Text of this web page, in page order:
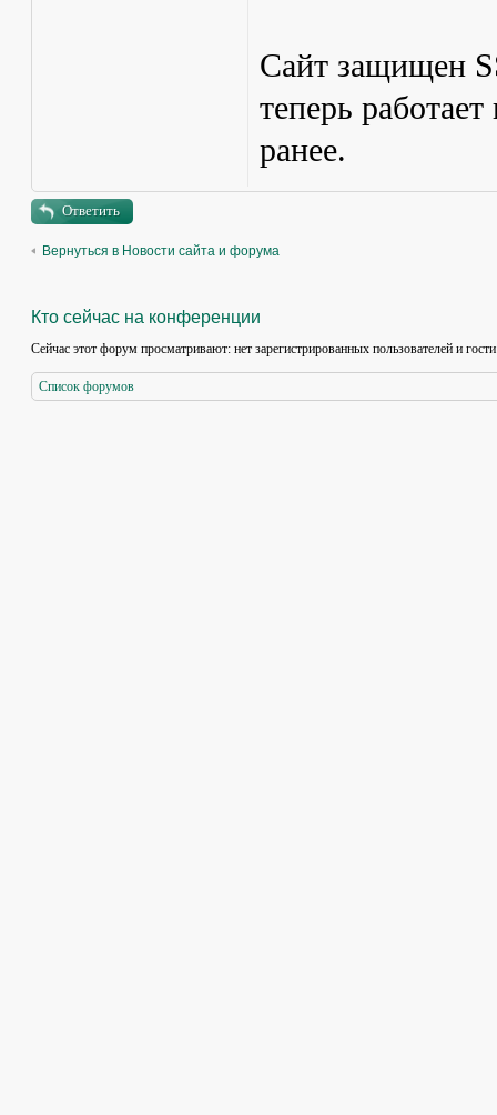
Сайт защищен
теперь
ранее.
Ответить
Вернуться в Новости сайта и форума
Кто сейчас на конференции
Сейчас этот форум просматривают: нет зарегистрированных пользователей и
Список форумов